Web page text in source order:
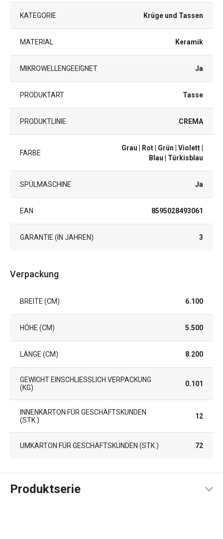
KATEGORIE Krüge und Tassen
MATERIAL Keramik
MIKROWELLENGEEIGNET Ja
PRODUKTART Tasse
PRODUKTLINIE CREMA
FARBE
Grau | Rot| Grün | Violett|
Blau | Türkisblau
SPÜLMASCHINE Ja
EAN 8595028493061
GARANTIE (IN JAHREN) 3
Verpackung
BREITE (CM) 6.100
HÖHE (CM) 5.500
LÄNGE (CM) 8.200
GEWICHT EINSCHLIESSLICH VERPACKUNG (
KG)
0.101
INNENKARTON FÜR GESCHÄFTSKUNDEN
(STK.)
12
UMKARTON FÜR GESCHÄFTSKUNDEN (STK.) 72
Produktserie